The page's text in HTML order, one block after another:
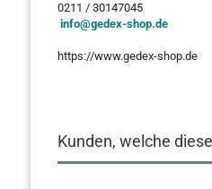
0211 / 30147045
info@gedex-shop.de
https://www.gedex-shop.de
Kunden, welche